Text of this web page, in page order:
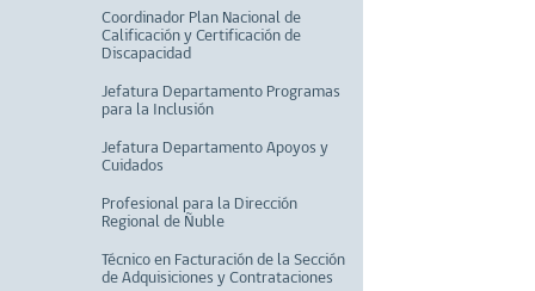
Coordinador Plan Nacional de
Calificación y Certificación de
Discapacidad
Jefatura Departamento Programas
para la Inclusión
Jefatura Departamento Apoyos y
Cuidados
Profesional para la Dirección
Regional de Ñuble
Técnico en Facturación de la Sección
de Adquisiciones y Contrataciones